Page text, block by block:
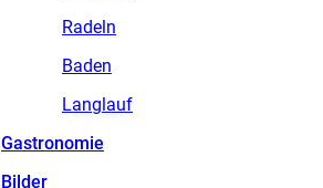
Radeln
Baden
Langlauf
Gastronomie
Bilder